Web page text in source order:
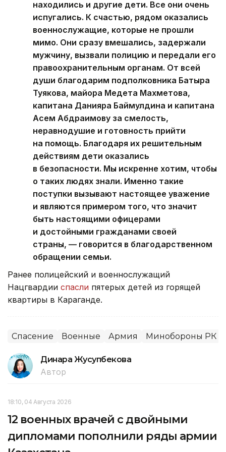
находились и другие дети. Все они очень
испугались. К счастью, рядом оказались
военнослужащие, которые не прошли
мимо. Они сразу вмешались, задержали
мужчину, вызвали полицию и передали его
правоохранительным органам. От всей
души благодарим подполковника Батыра
Туякова, майора Медета Махметова,
капитана Данияра Баймулдина и капитана
Асем Абдраимову за смелость,
неравнодушие и готовность прийти
на помощь. Благодаря их решительным
действиям дети оказались
в безопасности. Мы искренне хотим, чтобы
о таких людях знали. Именно такие
поступки вызывают настоящее уважение
и являются примером того, что значит
быть настоящими офицерами
и достойными гражданами своей
страны, — говорится в благодарственном
обращении семьи.
Ранее полицейский и военнослужащий
Нацгвардии спасли пятерых детей из горящей
квартиры в Караганде.
Спасение Военные Армия Минобороны РК
Динара Жусупбекова
Автор
18:10, 04 Августа 2026
12 военных врачей с двойными
дипломами пополнили ряды армии